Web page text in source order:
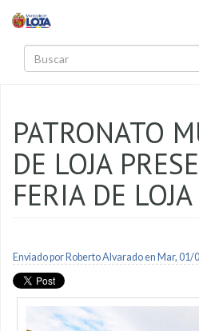
PATRONATO
DE LOJA
FERIA DE LOJA
Enviado por Roberto Alvaradoen Mar, 01/